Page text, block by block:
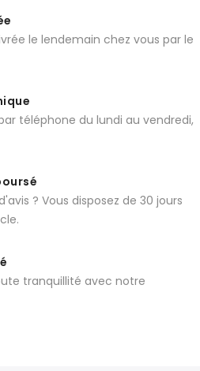
le lendemain chez vous par le
téléphone du lundi au vendredi,
? Vous disposez de 30 jours
tranquillité avec notre